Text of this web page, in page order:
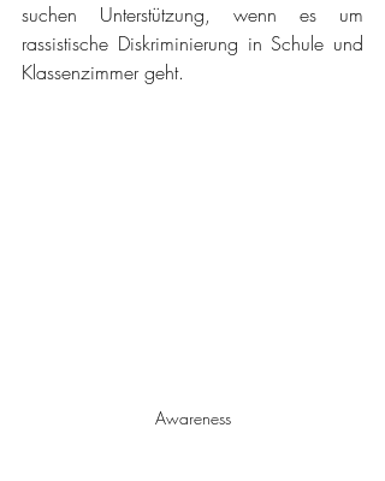
suchen Unterstützung, wenn es um
rassistische Diskriminierung in Schule und
Klassenzimmer geht.
Awareness